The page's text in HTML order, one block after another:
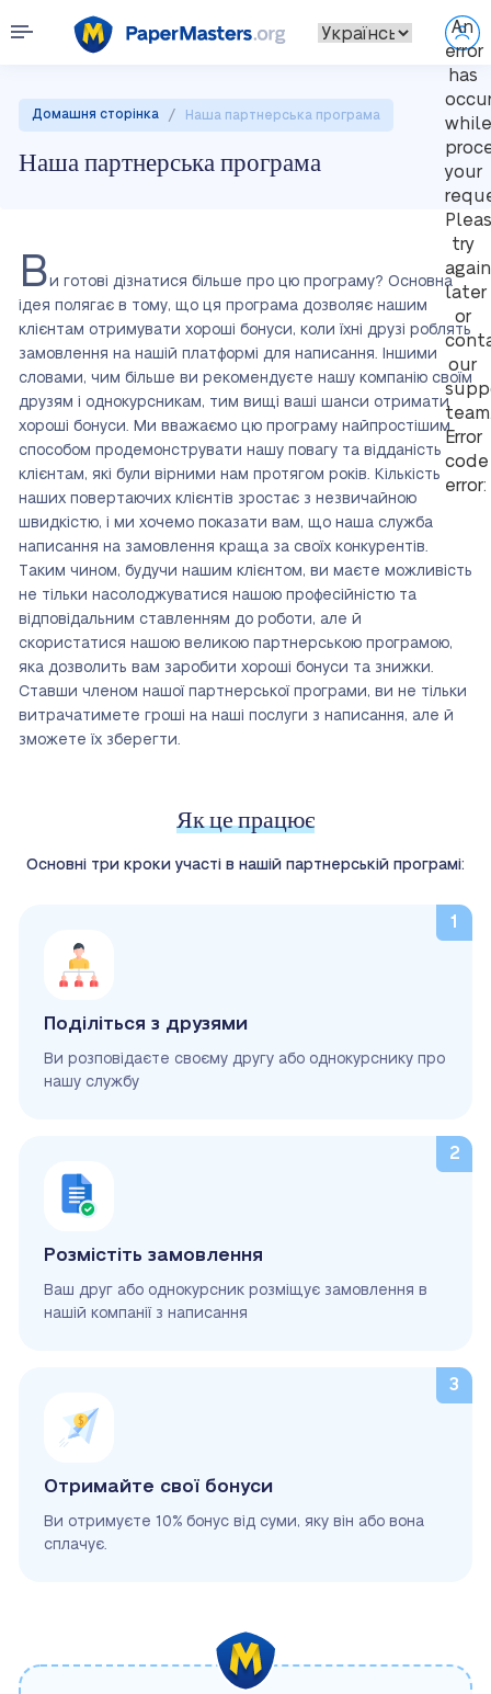
An
error
has
while
your
try
again
later
or
our
Error
code
error:
Домашня сторінка / Наша партнерська програма
Наша партнерська програма
Ви готові дізнатися більше про цю програму? Основна
ідея полягає в тому, що ця програма дозволяє нашим
клієнтам отримувати хороші бонуси, коли їхні друзі роблять
замовлення на нашій платформі для написання. Іншими
словами, чим більше ви рекомендуєте нашу компанію своїм
друзям і однокурсникам, тим вищі ваші шанси отримати
хороші бонуси. Ми вважаємо цю програму найпростішим
способом продемонструвати нашу повагу та відданість
клієнтам, які були вірними нам протягом років. Кількість
наших повертаючих клієнтів зростає з незвичайною
швидкістю, і ми хочемо показати вам, що наша служба
написання на замовлення краща за своїх конкурентів.
Таким чином, будучи нашим клієнтом, ви маєте можливість
не тільки насолоджуватися нашою професійністю та
відповідальним ставленням до роботи, але й
скористатися нашою великою партнерською програмою,
яка дозволить вам заробити хороші бонуси та знижки.
Ставши членом нашої партнерської програми, ви не тільки
витрачатимете гроші на наші послуги з написання, але й
зможете їх зберегти.
Як це працює
Основні три кроки участі в нашій партнерській програмі:
Поділіться з друзями
Ви розповідаєте своєму другу або однокурснику про
нашу службу
Розмістіть замовлення
Ваш друг або однокурсник розміщує замовлення в
нашій компанії з написання
Отримайте свої бонуси
Ви отримуєте 10% бонус від суми, яку він або вона
сплачує.